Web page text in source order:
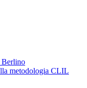
Berlino
metodologia CLIL